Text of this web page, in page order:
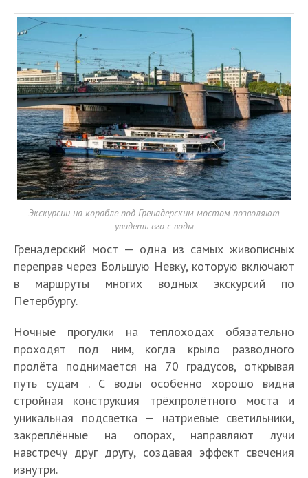
Экскурсии на корабле под Гренадерским мостом позволяют
увидеть его с воды
Гренадерский мост — одна из самых живописных
переправ через Большую Невку, которую включают
в маршруты многих водных экскурсий по
Петербургу.
Ночные прогулки на теплоходах обязательно
проходят под ним, когда крыло разводного
пролёта поднимается на 70 градусов, открывая
путь судам . С воды особенно хорошо видна
стройная конструкция трёхпролётного моста и
уникальная подсветка — натриевые светильники,
закреплённые на опорах, направляют лучи
навстречу друг другу, создавая эффект свечения
изнутри.